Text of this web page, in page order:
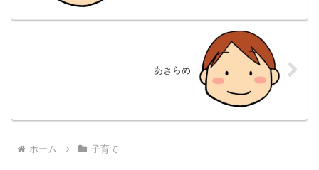
あきらめ
ホーム 子育て